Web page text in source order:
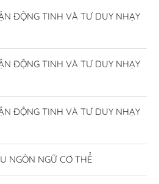
ĐỘNG TINH VÀ TƯ DUY NHẠY
ĐỘNG TINH VÀ TƯ DUY NHẠY
ĐỘNG TINH VÀ TƯ DUY NHẠY
NGÔN NGỮ CƠ THỂ